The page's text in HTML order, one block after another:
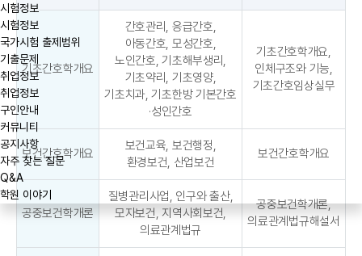
시험정보
시험정보
국가시험 출제범위
기출문제
취업정보
취업정보
구인안내
커뮤니티
공지사항
자주 찾는 질문
Q&A
학원 이야기
기초간호학개요
간호관리, 응급간호,
아동간호, 모성간호,
노인간호, 기초해부생리,
기초약리, 기초영양,
기초치과, 기초한방 기본간호
·성인간호
기초간호학개요,
인체구조와 기능,
기초간호임상실무
보건간호학개요
보건교육, 보건행정,
환경보건, 산업보건
보건간호학개요
공중보건학개론
질병관리사업, 인구와 출산,
모자보건, 지역사회보건,
의료관계법규
공중보건학개론,
의료관계법규해설서